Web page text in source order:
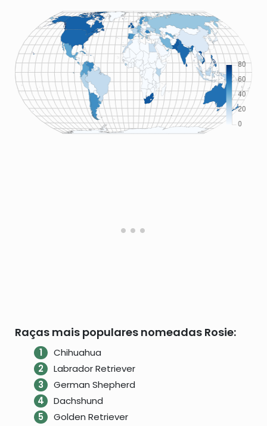
Raças mais populares nomeadas Rosie:
Chihuahua
Labrador Retriever
German Shepherd
Dachshund
Golden Retriever